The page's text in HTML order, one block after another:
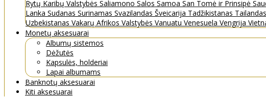
Rytų Karibų Valstybės Saliamono Salos Samoa San Tomė ir Prinsipė
Lanka Sudanas Surinamas Svazilandas Šveicarija Tadžikistanas Tailandas
Uzbekistanas Vakarų Afrikos Valstybės Vanuatu Venesuela Vengrija
Monetų aksesuarai
Albumų sistemos
Dėžutės
Kapsulės, holderiai
Lapai albumams
Banknotų aksesuarai
Kiti aksesuarai